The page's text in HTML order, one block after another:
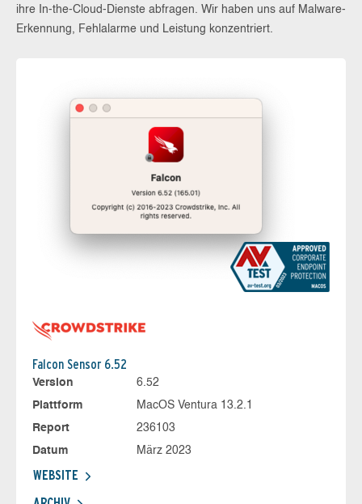
ihre In-the-Cloud-Dienste abfragen. Wir haben uns auf Malware-
Erkennung, Fehlalarme und Leistung konzentriert.
Falcon Sensor 6.52
Version
6.52
Plattform
MacOS Ventura 13.2.1
Report
236103
Datum
März 2023
WEBSITE